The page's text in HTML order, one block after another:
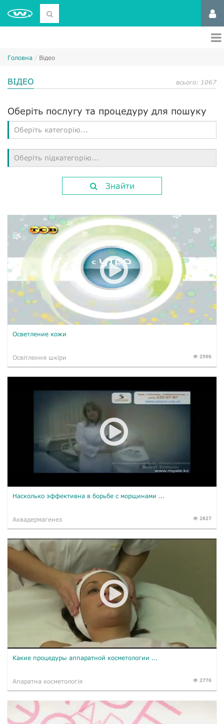
Головна Відео
ВІДЕО всього: 1067
Оберіть послугу та процедуру для пошуку
Оберіть категорію...
Оберіть підкатегорію...
Знайти
Осветление кожи
Освітлення шкіри 2596
Насколько эффективна в борьбе с морщинами ...
Аквадермагенез 2827
Какие процедуры аппаратной косметологии ...
Апаратна косметологія 2776